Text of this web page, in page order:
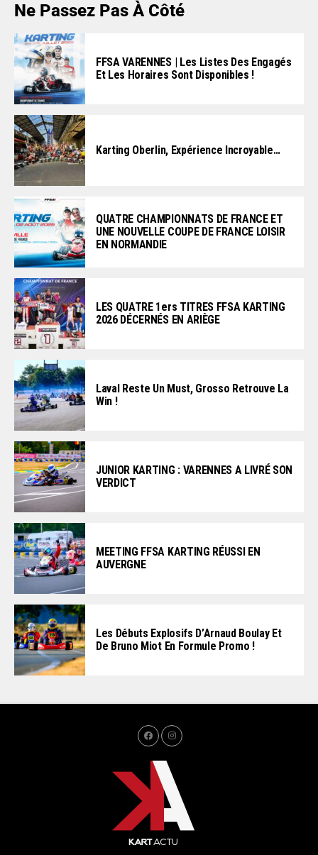
Ne Passez Pas À Côté
FFSA VARENNES | Les Listes Des Engagés
Et Les Horaires Sont Disponibles !
Karting Oberlin, Expérience Incroyable…
QUATRE CHAMPIONNATS DE FRANCE ET
UNE NOUVELLE COUPE DE FRANCE LOISIR
EN NORMANDIE
LES QUATRE 1ers TITRES FFSA KARTING
2026 DÉCERNÉS EN ARIÈGE
Laval Reste Un Must, Grosso Retrouve La
Win !
JUNIOR KARTING : VARENNES A LIVRÉ SON
VERDICT
MEETING FFSA KARTING RÉUSSI EN
AUVERGNE
Les Débuts Explosifs D’Arnaud Boulay Et
De Bruno Miot En Formule Promo !